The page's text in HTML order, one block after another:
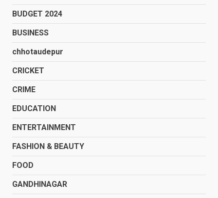
BUDGET 2024
BUSINESS
chhotaudepur
CRICKET
CRIME
EDUCATION
ENTERTAINMENT
FASHION & BEAUTY
FOOD
GANDHINAGAR